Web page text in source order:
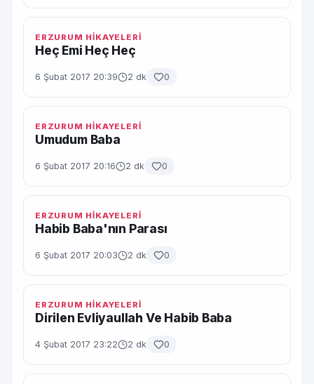
ERZURUM HİKAYELERİ
Heç Emi Heç Heç
6 Şubat 2017 20:39 2 dk 0
ERZURUM HİKAYELERİ
Umudum Baba
6 Şubat 2017 20:16 2 dk 0
ERZURUM HİKAYELERİ
Habib Baba'nın Parası
6 Şubat 2017 20:03 2 dk 0
ERZURUM HİKAYELERİ
Dirilen Evliyaullah Ve Habib Baba
4 Şubat 2017 23:22 2 dk 0